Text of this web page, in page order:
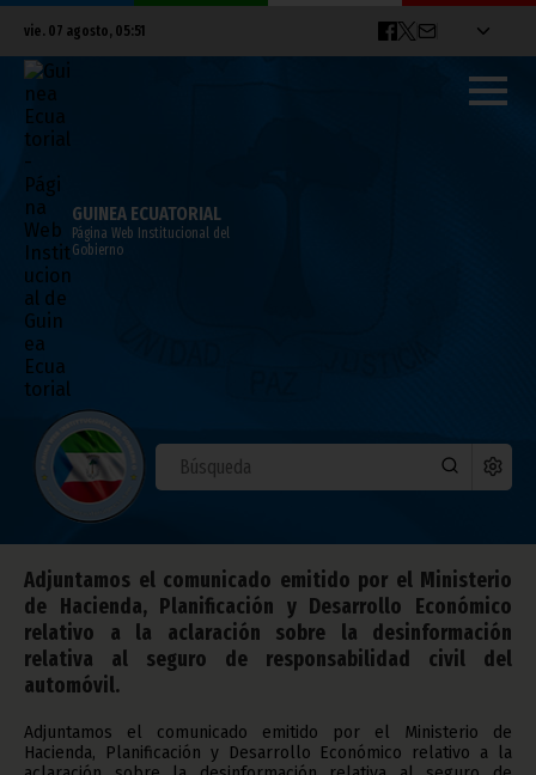
vie. 07 agosto, 05:51
GUINEA ECUATORIAL
Página Web Institucional del
Gobierno
Aclaración sobre la desinformación
relativa al seguro de responsabilidad
civil del automóvil
agosto 09, 2025
Noticias Gobierno
Adjuntamos el comunicado emitido por el Ministerio
de Hacienda, Planificación y Desarrollo Económico
relativo a la aclaración sobre la desinformación
relativa al seguro de responsabilidad civil del
automóvil.
Adjuntamos el comunicado emitido por el Ministerio de
Hacienda, Planificación y Desarrollo Económico relativo a la